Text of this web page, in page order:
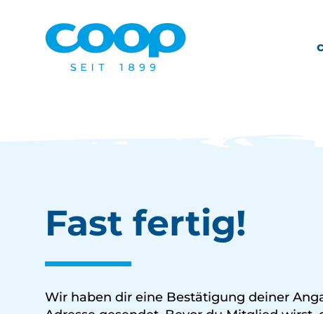
Fast fertig!
Wir haben dir eine Bestätigung deiner